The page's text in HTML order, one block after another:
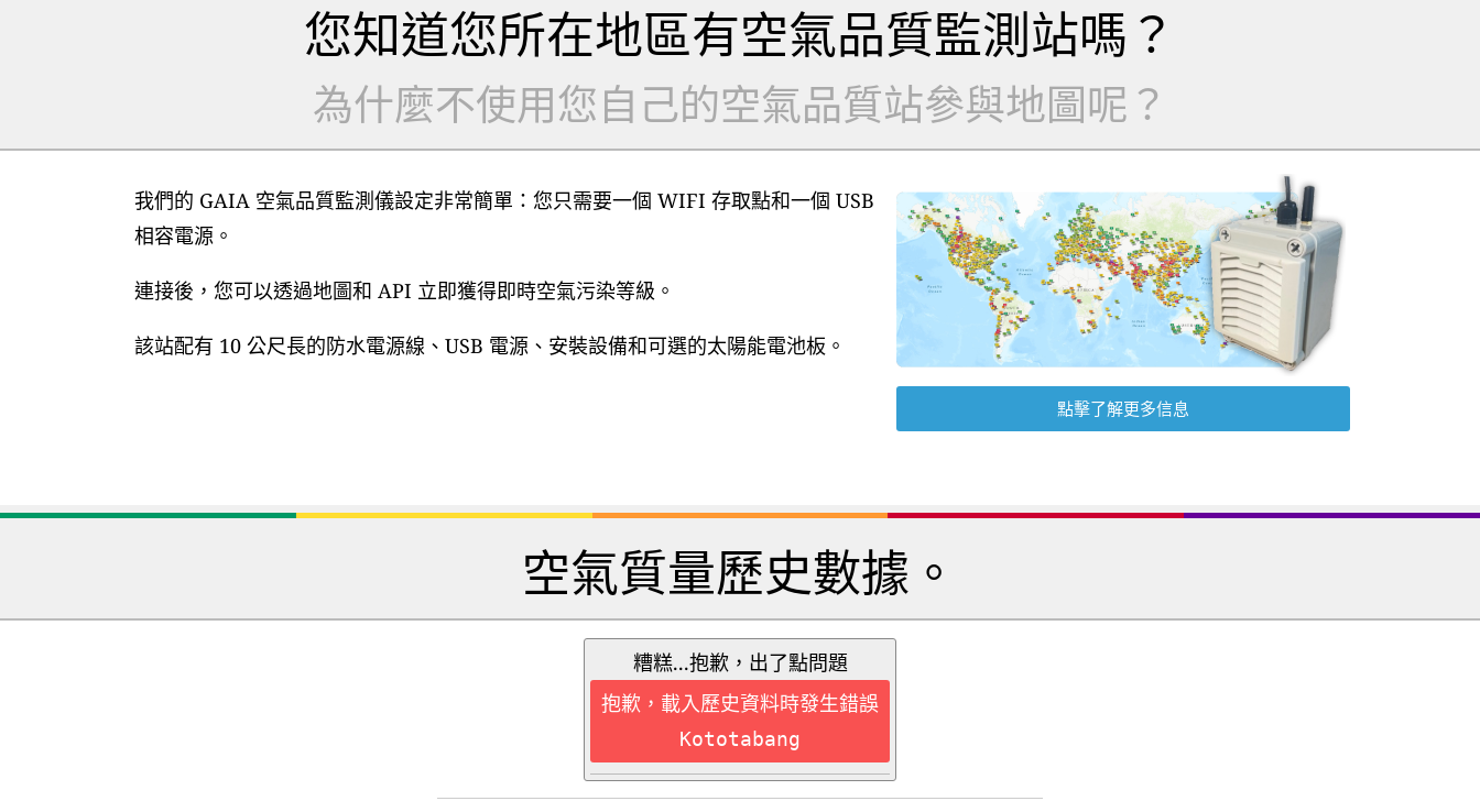
您知道您所在地區有空氣品質監測站嗎？
為什麼不使用您自己的空氣品質站參與地圖呢？
我們的 GAIA 空氣品質監測儀設定非常簡單：您只需要一個 WIFI 存取點和一個 USB
相容電源。
連接後，您可以透過地圖和 API 立即獲得即時空氣污染等級。
該站配有 10 公尺長的防水電源線、USB 電源、安裝設備和可選的太陽能電池板。
點擊了解更多信息
空氣質量歷史數據。
糟糕...抱歉，出了點問題
抱歉，載入歷史資料時發生錯誤
Kototabang